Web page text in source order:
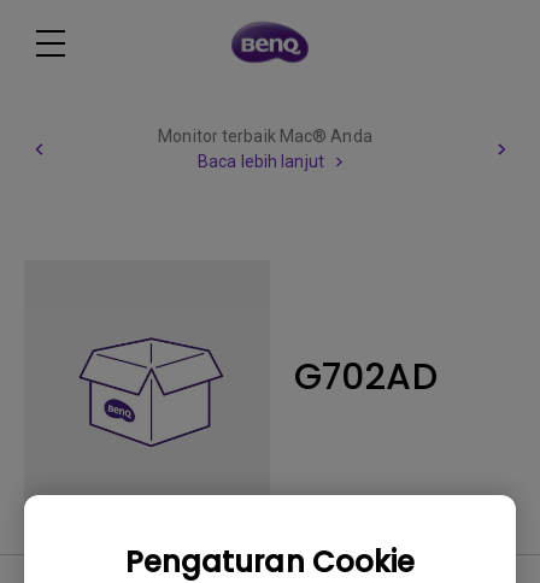
Pengaturan Cookie
Monitor terbaik Mac® Anda
Baca lebih lanjut
G702AD